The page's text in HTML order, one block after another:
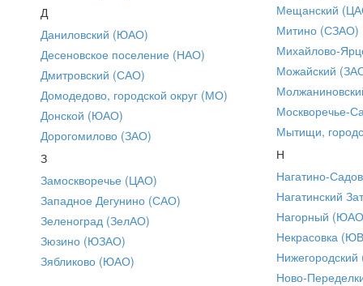
Д
Даниловский (ЮАО)
Десеновское поселение (НАО)
Дмитровский (САО)
Домодедово, городской округ (МО)
Донской (ЮАО)
Дорогомилово (ЗАО)
З
Замоскворечье (ЦАО)
Западное Дегунино (САО)
Зеленоград (ЗелАО)
Зюзино (ЮЗАО)
Зябликово (ЮАО)
Мещанский
Митино (СЗАО)
Михайлово-
Можайский
Москворечье-
Мытищи,
Н
Нагатино-
Нагатинский
Нагорный
Некрасовка
Ново-